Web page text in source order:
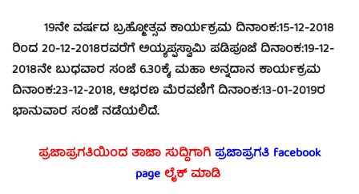
19ನೇ ವರ್ಷದ ಬ್ರಹ್ಮೋತ್ಸವ ಕಾರ್ಯಕ್ರಮ ದಿನಾಂಕ:15-12-2018
ರಿಂದ 20-12-2018ರವರೆಗೆ ಅಯ್ಯಪ್ಪಸ್ವಾಮಿ ಪಡಿಪೂಜೆ ದಿನಾಂಕ:19-12-
2018ನೇ ಬುಧವಾರ ಸಂಜೆ 6.30ಕ್ಕೆ, ಮಹಾ ಅನ್ನದಾನ ಕಾರ್ಯಕ್ರಮ
ದಿನಾಂಕ:23-12-2018, ಆಭರಣ ಮೆರವಣಿಗೆ ದಿನಾಂಕ:13-01-2019ರ
ಭಾನುವಾರ ಸಂಜೆ ನಡೆಯಲಿದೆ.
ಪ್ರಜಾಪ್ರಗತಿಯಿಂದ ತಾಜಾ ಸುದ್ದಿಗಾಗಿಪ್ರಜಾಪ್ರಗತಿ facebook
page ಲೈಕ್ ಮಾಡಿ